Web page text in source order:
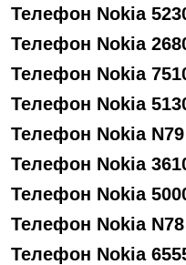
Телефон Nokia
Телефон Nokia
Телефон Nokia
Телефон Nokia
Телефон Nokia N79
Телефон Nokia
Телефон Nokia
Телефон Nokia N78
Телефон Nokia